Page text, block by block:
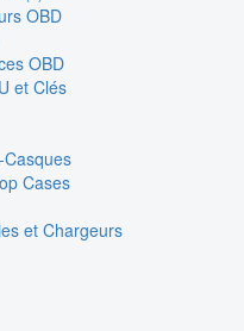
OBD
OBD
et Clés
Cases
et Chargeurs